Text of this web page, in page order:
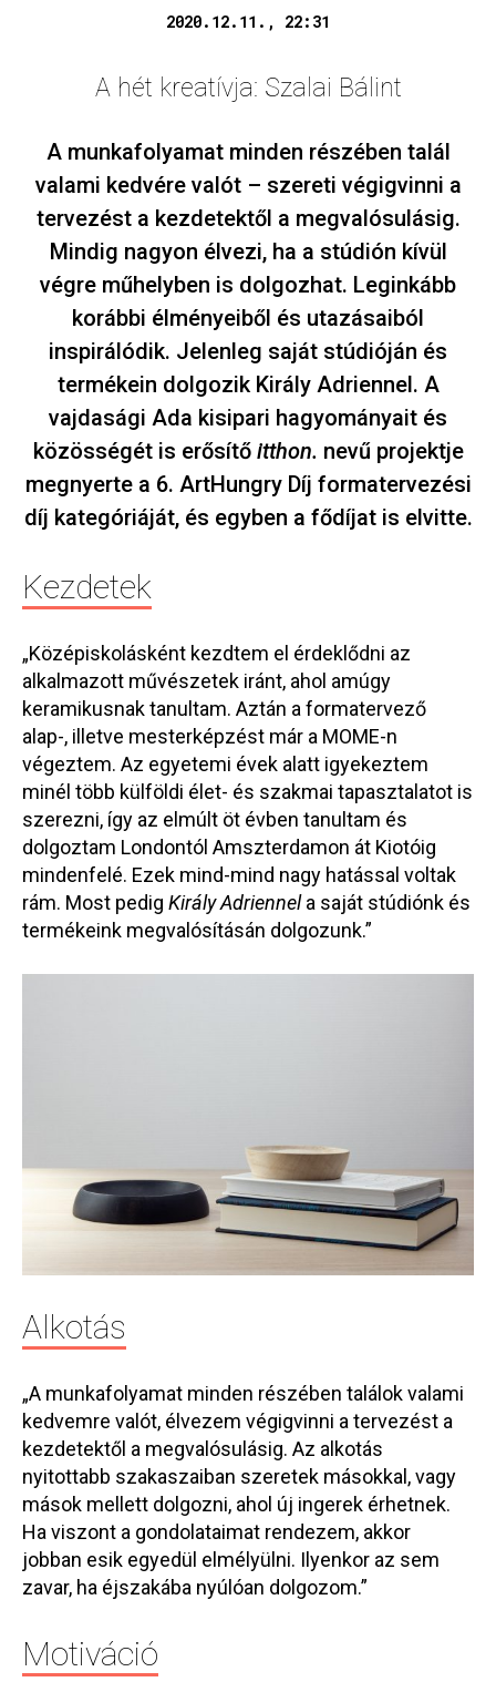
2020.12.11., 22:31
A hét kreatívja: Szalai Bálint
A munkafolyamat minden részében talál
valami kedvére valót – szereti végigvinni a
tervezést a kezdetektől a megvalósulásig.
Mindig nagyon élvezi, ha a stúdión kívül
végre műhelyben is dolgozhat. Leginkább
korábbi élményeiből és utazásaiból
inspirálódik. Jelenleg saját stúdióján és
termékein dolgozik Király Adriennel. A
vajdasági Ada kisipari hagyományait és
közösségét is erősítő itthon. nevű projektje
megnyerte a 6. ArtHungry Díj formatervezési
díj kategóriáját, és egyben a fődíjat is elvitte.
Kezdetek
„Középiskolásként kezdtem el érdeklődni az
alkalmazott művészetek iránt, ahol amúgy
keramikusnak tanultam. Aztán a formatervező
alap-, illetve mesterképzést már a MOME-n
végeztem. Az egyetemi évek alatt igyekeztem
minél több külföldi élet- és szakmai tapasztalatot is
szerezni, így az elmúlt öt évben tanultam és
dolgoztam Londontól Amszterdamon át Kiotóig
mindenfelé. Ezek mind-mind nagy hatással voltak
rám. Most pedig Király Adriennela saját stúdiónk és
termékeink megvalósításán dolgozunk.”
Alkotás
„A munkafolyamat minden részében találok valami
kedvemre valót, élvezem végigvinni a tervezést a
kezdetektől a megvalósulásig. Az alkotás
nyitottabb szakaszaiban szeretek másokkal, vagy
mások mellett dolgozni, ahol új ingerek érhetnek.
Ha viszont a gondolataimat rendezem, akkor
jobban esik egyedül elmélyülni. Ilyenkor az sem
zavar, ha éjszakába nyúlóan dolgozom.”
Motiváció